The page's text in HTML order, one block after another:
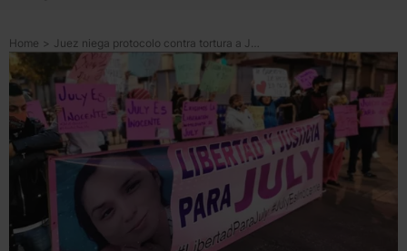
Home > Juez niega protocolo contra tortura a July Raquel, acusada del asesinato de rectora en Veracruz